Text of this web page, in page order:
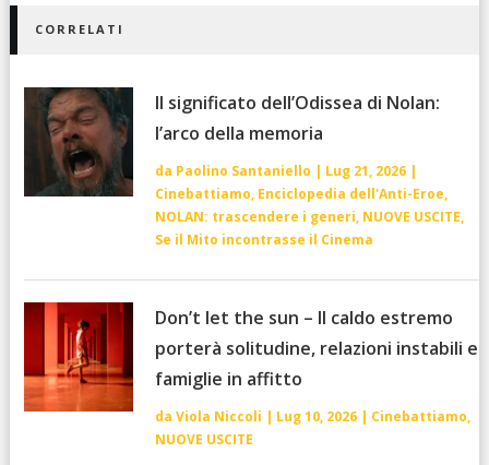
CORRELATI
Il significato dell’Odissea di Nolan:
l’arco della memoria
da Paolino Santaniello | Lug 21, 2026|
Cinebattiamo, Enciclopedia dell'Anti-Eroe,
NOLAN: trascendere i generi, NUOVE USCITE,
Se il Mito incontrasse il Cinema
Don’t let the sun – Il caldo estremo
porterà solitudine, relazioni instabili e
famiglie in affitto
da Viola Niccoli | Lug 10, 2026| Cinebattiamo,
NUOVE USCITE